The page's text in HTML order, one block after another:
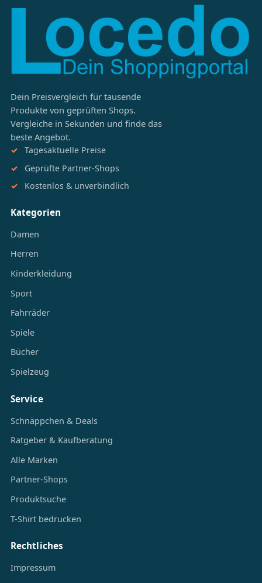
Dein Preisvergleich für tausende
Produkte von geprüften Shops.
Vergleiche in Sekunden und finde das
beste Angebot.
Tagesaktuelle Preise
Geprüfte Partner-Shops
Kostenlos & unverbindlich
Kategorien
Damen
Herren
Kinderkleidung
Sport
Fahrräder
Spiele
Bücher
Spielzeug
Service
Schnäppchen & Deals
Ratgeber & Kaufberatung
Alle Marken
Partner-Shops
Produktsuche
T-Shirt bedrucken
Rechtliches
Impressum